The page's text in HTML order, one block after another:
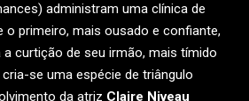
administram uma clínica de
o primeiro, mais ousado e confiante,
curtição de seu irmão, mais tímido
se uma espécie de triângulo
da atriz Claire Niveau